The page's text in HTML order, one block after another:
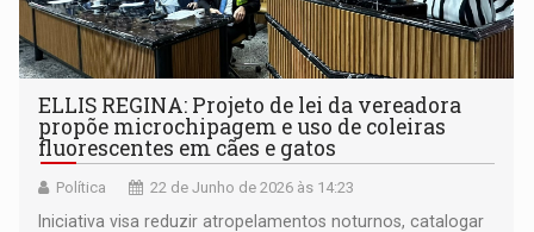
ELLIS REGINA: Projeto de lei da vereadora
propõe microchipagem e uso de coleiras
fluorescentes em cães e gatos
Política 22 de Junho de 2026 às 14:23
Iniciativa visa reduzir atropelamentos noturnos, catalogar